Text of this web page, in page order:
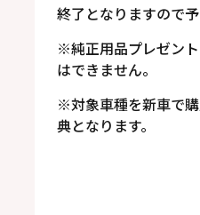
終了となりますので
※純正用品プレゼン
はできません。
※対象車種を新車で
典となります。